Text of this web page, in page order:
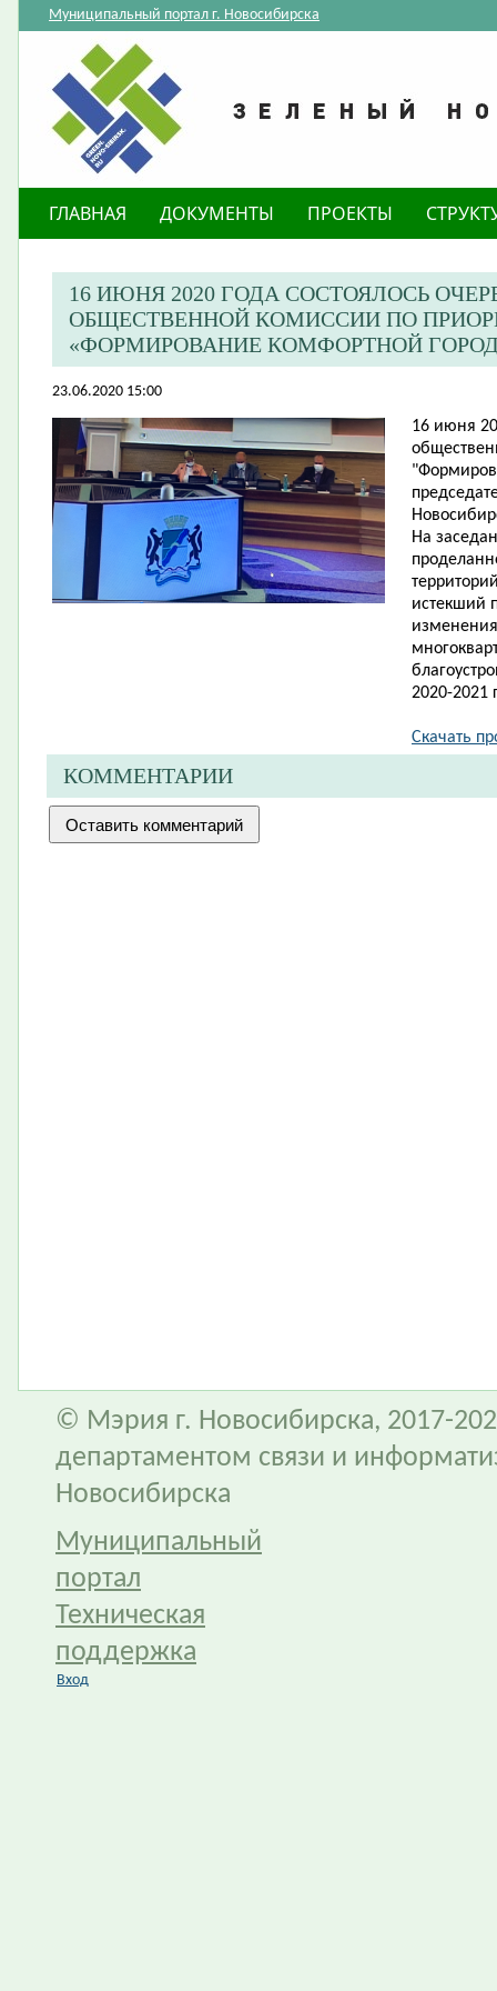
Муниципальный портал г. Новосибирска
ГЛАВНАЯ ДОКУМЕНТЫ ПРОЕКТЫ
​16 ИЮНЯ 2020 ГОДА СОСТОЯЛОСЬ
ОБЩЕСТВЕННОЙ КОМИССИИ ПО
«ФОРМИРОВАНИЕ КОМФОРТНОЙ
23.06.2020 15:00
16 июня
На
истекший
2020-2021
Скачать
КОММЕНТАРИИ
© Мэрия г. Новосибирска, 2017-
департаментом связи и
Новосибирска
Муниципальный
портал
Техническая
поддержка
Вход